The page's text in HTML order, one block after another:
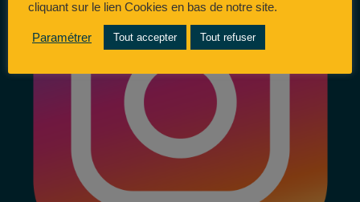
cliquant sur le lien Cookies en bas de notre site.
Paramétrer Tout accepter Tout refuser